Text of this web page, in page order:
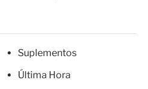
Suplementos
Última Hora